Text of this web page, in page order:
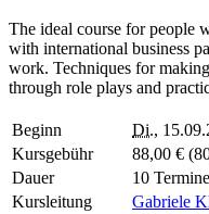
The ideal course for people
with international business
work. Techniques for
through role plays and
Beginn Di.,
Kursgebühr
88,00 €
Dauer
10 Termine
Kursleitung
Gabriele